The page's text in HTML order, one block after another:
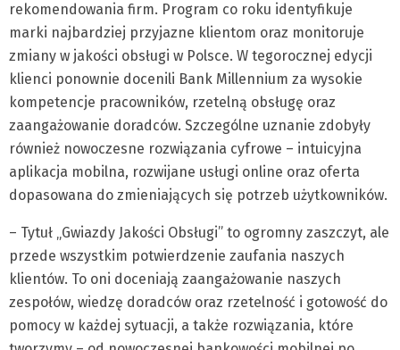
rekomendowania firm. Program co roku identyfikuje
marki najbardziej przyjazne klientom oraz monitoruje
zmiany w jakości obsługi w Polsce. W tegorocznej edycji
klienci ponownie docenili Bank Millennium za wysokie
kompetencje pracowników, rzetelną obsługę oraz
zaangażowanie doradców. Szczególne uznanie zdobyły
również nowoczesne rozwiązania cyfrowe – intuicyjna
aplikacja mobilna, rozwijane usługi online oraz oferta
dopasowana do zmieniających się potrzeb użytkowników.
– Tytuł „Gwiazdy Jakości Obsługi” to ogromny zaszczyt, ale
przede wszystkim potwierdzenie zaufania naszych
klientów. To oni doceniają zaangażowanie naszych
zespołów, wiedzę doradców oraz rzetelność i gotowość do
pomocy w każdej sytuacji, a także rozwiązania, które